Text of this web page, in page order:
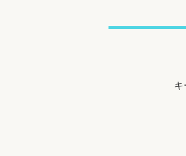
キ